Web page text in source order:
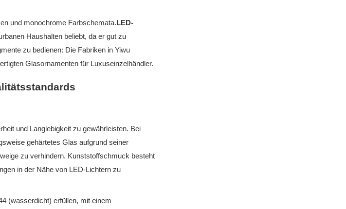
und monochrome Farbschemata.LED-
Haushalten beliebt, da er gut zu
zu bedienen: Die Fabriken in Yiwu
Glasornamenten für Luxuseinzelhändler.
und Langlebigkeit zu gewährleisten. Bei
gehärtetes Glas aufgrund seiner
zu verhindern. Kunststoffschmuck besteht
in der Nähe von LED-Lichtern zu
(wasserdicht) erfüllen, mit einem